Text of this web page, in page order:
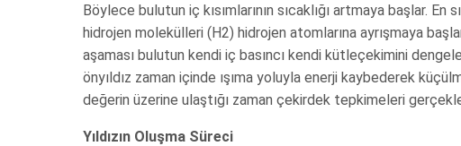
Böylece bulutun iç kısımlarının sıcaklığı artmaya başlar. En
hidrojen molekülleri (H2) hidrojen atomlarına ayrışmaya
aşaması bulutun kendi iç basıncı kendi kütleçekimini
önyıldız zaman içinde ışıma yoluyla enerji kaybederek
değerin üzerine ulaştığı zaman çekirdek tepkimeleri
Yıldızın Oluşma Süreci